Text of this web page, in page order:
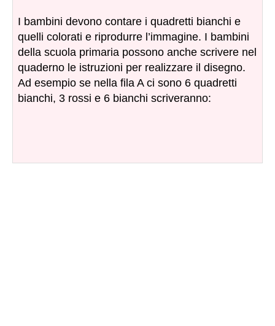
I bambini devono contare i quadretti bianchi e
quelli colorati e riprodurre l’immagine. I bambini
della scuola primaria possono anche scrivere nel
quaderno le istruzioni per realizzare il disegno.
Ad esempio se nella fila A ci sono 6 quadretti
bianchi, 3 rossi e 6 bianchi scriveranno: